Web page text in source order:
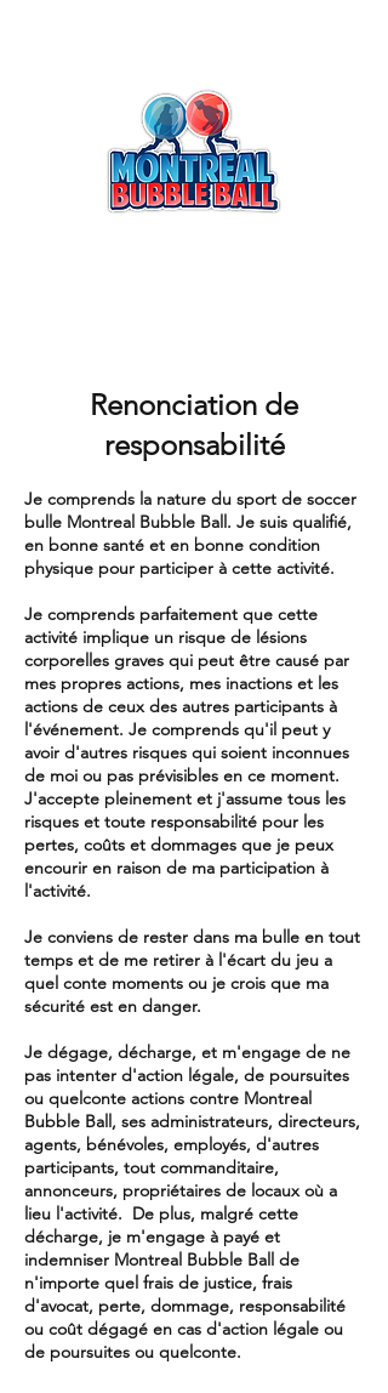
Renonciation de
responsabilité
Je comprends la nature du sport de soccer
bulle Montreal Bubble Ball. Je suis qualifié,
en bonne santé et en bonne condition
physique pour participer à cette activité.
Je comprends parfaitement que cette
activité implique un risque de lésions
corporelles graves qui peut être causé par
mes propres actions, mes inactions et les
actions de ceux des autres participants à
l'événement. Je comprends qu'il peut y
avoir d'autres risques qui soient inconnues
de moi ou pas prévisibles en ce moment.
J'accepte pleinement et j'assume tous les
risques et toute responsabilité pour les
pertes, coûts et dommages que je peux
encourir en raison de ma participation à
l'activité.
Je conviens de rester dans ma bulle en tout
temps et de me retirer à l'écart du jeu a
quel conte moments ou je crois que ma
sécurité est en danger.
Je dégage, décharge, et m'engage de ne
pas intenter d'action légale, de poursuites
ou quelconte actions contre Montreal
Bubble Ball, ses administrateurs, directeurs,
agents, bénévoles, employés, d'autres
participants, tout commanditaire,
annonceurs, propriétaires de locaux où a
lieu l'activité. De plus, malgré cette
décharge, je m'engage à payé et
indemniser Montreal Bubble Ball de
n'importe quel frais de justice, frais
d'avocat, perte, dommage, responsabilité
ou coût dégagé en cas d'action légale ou
de poursuites ou quelconte.